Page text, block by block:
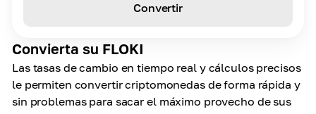
Convierta su FLOKI
Las tasas de cambio en tiempo real y cálculos precisos
le permiten convertir criptomonedas de forma rápida y
sin problemas para sacar el máximo provecho de sus
Convertir